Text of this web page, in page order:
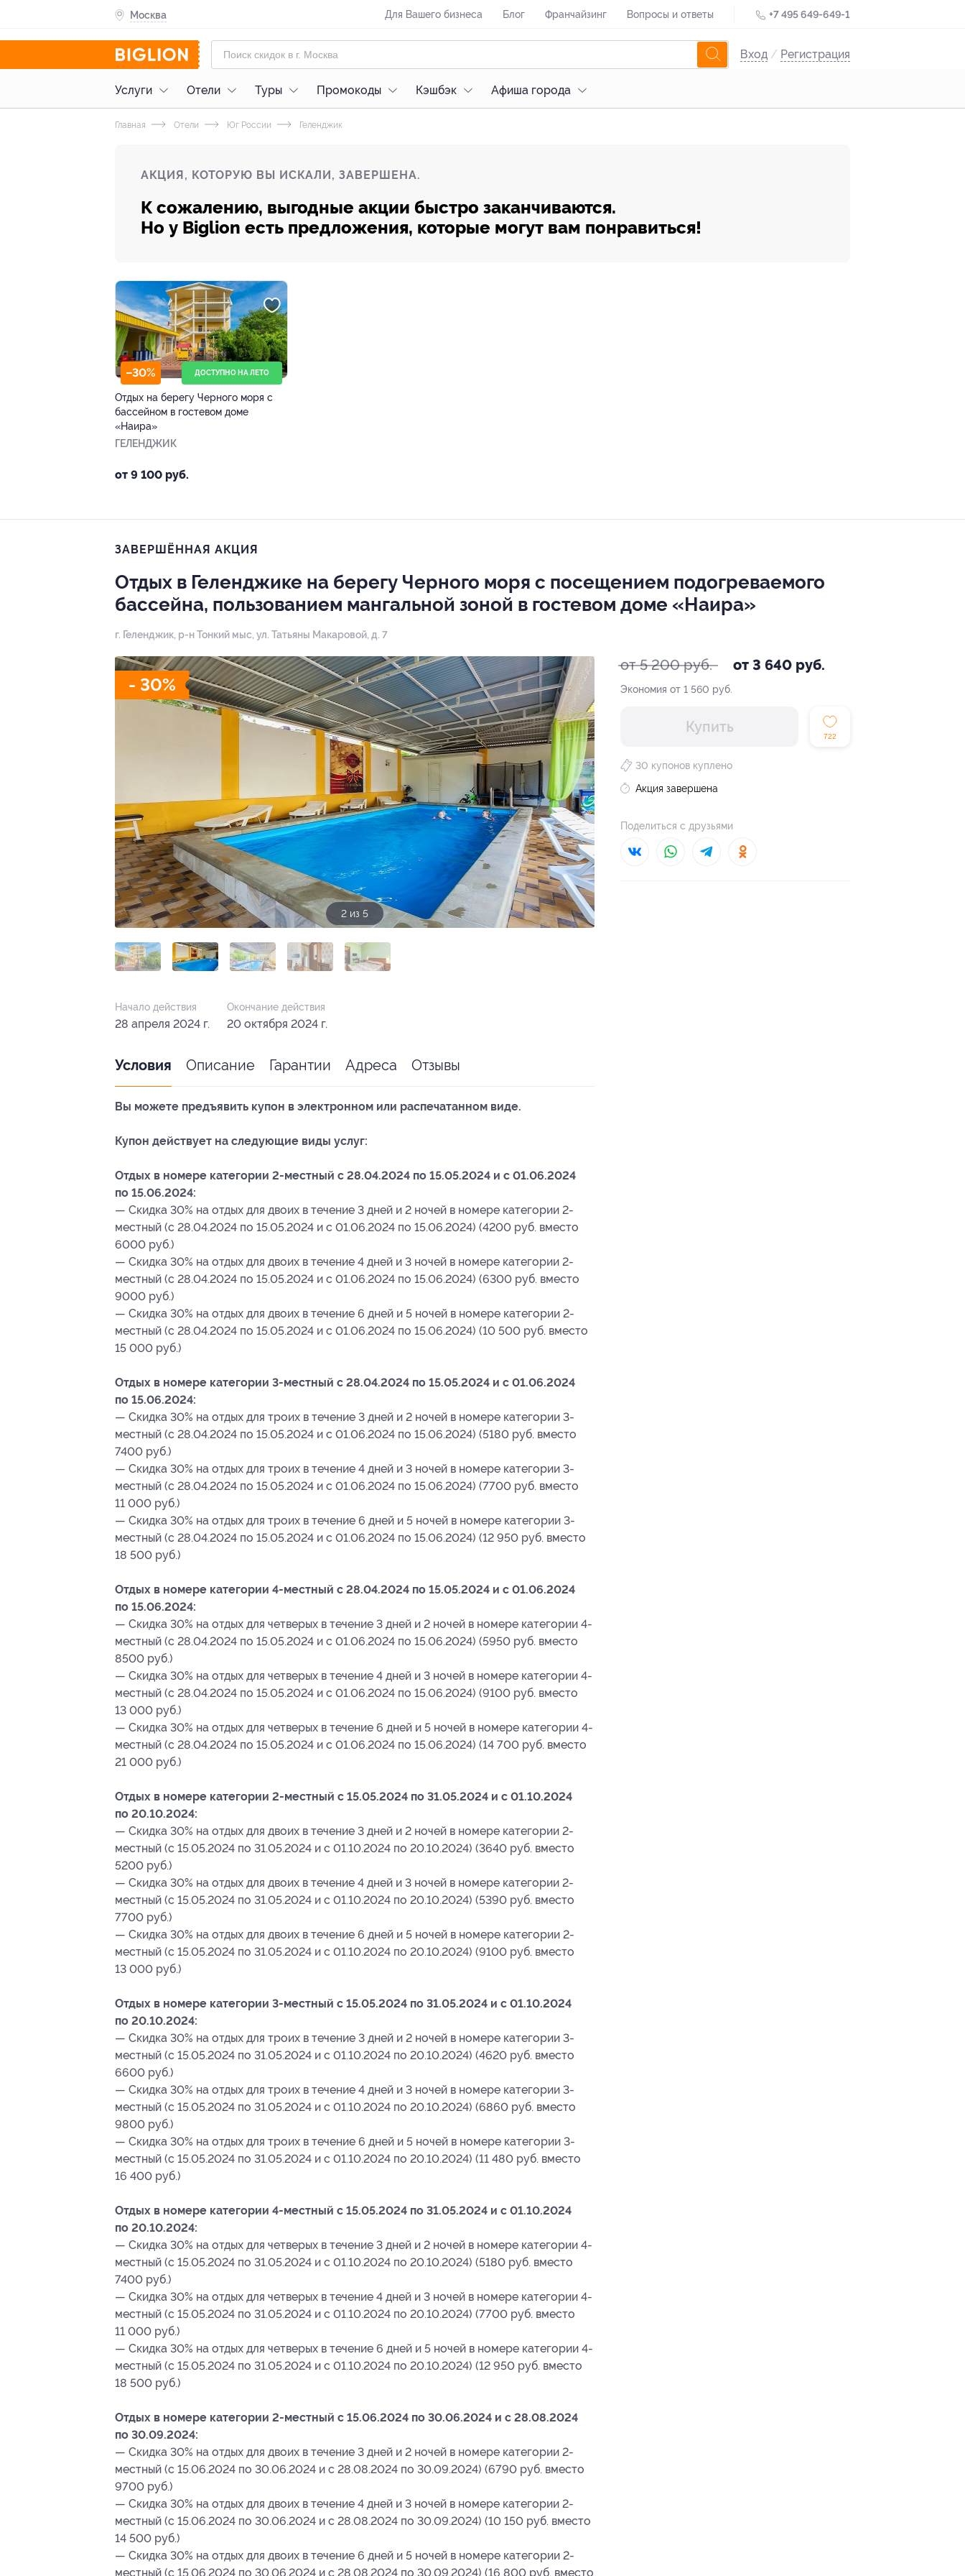
Москва Для Вашего бизнеса Блог Франчайзинг Вопросы и ответы +7 495 649-649-1
Вход / Регистрация
Услуги Отели Туры Промокоды Кэшбэк Афиша города
Главная Отели Юг России Геленджик
АКЦИЯ, КОТОРУЮ ВЫ ИСКАЛИ, ЗАВЕРШЕНА.
К сожалению, выгодные акции быстро заканчиваются.
Но у Biglion есть предложения, которые могут вам понравиться!
–30% ДОСТУПНО НА ЛЕТО
Отдых на берегу Черного моря с
бассейном в гостевом доме
«Наира»
ГЕЛЕНДЖИК
от 9 100 руб.
ЗАВЕРШЁННАЯ АКЦИЯ
Отдых в Геленджике на берегу Черного моря с посещением подогреваемого
бассейна, пользованием мангальной зоной в гостевом доме «Наира»
г. Геленджик, р-н Тонкий мыс, ул. Татьяны Макаровой, д. 7
- 30%
3 из 5
от 5 200 руб. от 3 640 руб.
Экономия от 1 560 руб.
Купить
722
30 купонов куплено
Акция завершена
Поделиться с друзьями
Начало действия
28 апреля 2024 г.
Окончание действия
20 октября 2024 г.
Условия Описание Гарантии Адреса Отзывы
Вы можете предъявить купон в электронном или распечатанном виде.
Купон действует на следующие виды услуг:
Отдых в номере категории 2-местный c 28.04.2024 по 15.05.2024 и с 01.06.2024
по 15.06.2024:
— Скидка 30% на отдых для двоих в течение 3 дней и 2 ночей в номере категории 2-
местный (c 28.04.2024 по 15.05.2024 и с 01.06.2024 по 15.06.2024) (4200 руб. вместо
6000 руб.)
— Скидка 30% на отдых для двоих в течение 4 дней и 3 ночей в номере категории 2-
местный (c 28.04.2024 по 15.05.2024 и с 01.06.2024 по 15.06.2024) (6300 руб. вместо
9000 руб.)
— Скидка 30% на отдых для двоих в течение 6 дней и 5 ночей в номере категории 2-
местный (c 28.04.2024 по 15.05.2024 и с 01.06.2024 по 15.06.2024) (10 500 руб. вместо
15 000 руб.)
Отдых в номере категории 3-местный c 28.04.2024 по 15.05.2024 и с 01.06.2024
по 15.06.2024:
— Скидка 30% на отдых для троих в течение 3 дней и 2 ночей в номере категории 3-
местный (c 28.04.2024 по 15.05.2024 и с 01.06.2024 по 15.06.2024) (5180 руб. вместо
7400 руб.)
— Скидка 30% на отдых для троих в течение 4 дней и 3 ночей в номере категории 3-
местный (c 28.04.2024 по 15.05.2024 и с 01.06.2024 по 15.06.2024) (7700 руб. вместо
11 000 руб.)
— Скидка 30% на отдых для троих в течение 6 дней и 5 ночей в номере категории 3-
местный (c 28.04.2024 по 15.05.2024 и с 01.06.2024 по 15.06.2024) (12 950 руб. вместо
18 500 руб.)
Отдых в номере категории 4-местный c 28.04.2024 по 15.05.2024 и с 01.06.2024
по 15.06.2024:
— Скидка 30% на отдых для четверых в течение 3 дней и 2 ночей в номере категории 4-
местный (c 28.04.2024 по 15.05.2024 и с 01.06.2024 по 15.06.2024) (5950 руб. вместо
8500 руб.)
— Скидка 30% на отдых для четверых в течение 4 дней и 3 ночей в номере категории 4-
местный (c 28.04.2024 по 15.05.2024 и с 01.06.2024 по 15.06.2024) (9100 руб. вместо
13 000 руб.)
— Скидка 30% на отдых для четверых в течение 6 дней и 5 ночей в номере категории 4-
местный (c 28.04.2024 по 15.05.2024 и с 01.06.2024 по 15.06.2024) (14 700 руб. вместо
21 000 руб.)
Отдых в номере категории 2-местный с 15.05.2024 по 31.05.2024 и с 01.10.2024
по 20.10.2024:
— Скидка 30% на отдых для двоих в течение 3 дней и 2 ночей в номере категории 2-
местный (с 15.05.2024 по 31.05.2024 и с 01.10.2024 по 20.10.2024) (3640 руб. вместо
5200 руб.)
— Скидка 30% на отдых для двоих в течение 4 дней и 3 ночей в номере категории 2-
местный (с 15.05.2024 по 31.05.2024 и с 01.10.2024 по 20.10.2024) (5390 руб. вместо
7700 руб.)
— Скидка 30% на отдых для двоих в течение 6 дней и 5 ночей в номере категории 2-
местный (с 15.05.2024 по 31.05.2024 и с 01.10.2024 по 20.10.2024) (9100 руб. вместо
13 000 руб.)
Отдых в номере категории 3-местный с 15.05.2024 по 31.05.2024 и с 01.10.2024
по 20.10.2024:
— Скидка 30% на отдых для троих в течение 3 дней и 2 ночей в номере категории 3-
местный (с 15.05.2024 по 31.05.2024 и с 01.10.2024 по 20.10.2024) (4620 руб. вместо
6600 руб.)
— Скидка 30% на отдых для троих в течение 4 дней и 3 ночей в номере категории 3-
местный (с 15.05.2024 по 31.05.2024 и с 01.10.2024 по 20.10.2024) (6860 руб. вместо
9800 руб.)
— Скидка 30% на отдых для троих в течение 6 дней и 5 ночей в номере категории 3-
местный (с 15.05.2024 по 31.05.2024 и с 01.10.2024 по 20.10.2024) (11 480 руб. вместо
16 400 руб.)
Отдых в номере категории 4-местный с 15.05.2024 по 31.05.2024 и с 01.10.2024
по 20.10.2024:
— Скидка 30% на отдых для четверых в течение 3 дней и 2 ночей в номере категории 4-
местный (с 15.05.2024 по 31.05.2024 и с 01.10.2024 по 20.10.2024) (5180 руб. вместо
7400 руб.)
— Скидка 30% на отдых для четверых в течение 4 дней и 3 ночей в номере категории 4-
местный (с 15.05.2024 по 31.05.2024 и с 01.10.2024 по 20.10.2024) (7700 руб. вместо
11 000 руб.)
— Скидка 30% на отдых для четверых в течение 6 дней и 5 ночей в номере категории 4-
местный (с 15.05.2024 по 31.05.2024 и с 01.10.2024 по 20.10.2024) (12 950 руб. вместо
18 500 руб.)
Отдых в номере категории 2-местный с 15.06.2024 по 30.06.2024 и с 28.08.2024
по 30.09.2024:
— Скидка 30% на отдых для двоих в течение 3 дней и 2 ночей в номере категории 2-
местный (с 15.06.2024 по 30.06.2024 и с 28.08.2024 по 30.09.2024) (6790 руб. вместо
9700 руб.)
— Скидка 30% на отдых для двоих в течение 4 дней и 3 ночей в номере категории 2-
местный (с 15.06.2024 по 30.06.2024 и с 28.08.2024 по 30.09.2024) (10 150 руб. вместо
14 500 руб.)
— Скидка 30% на отдых для двоих в течение 6 дней и 5 ночей в номере категории 2-
местный (с 15.06.2024 по 30.06.2024 и с 28.08.2024 по 30.09.2024) (16 800 руб. вместо